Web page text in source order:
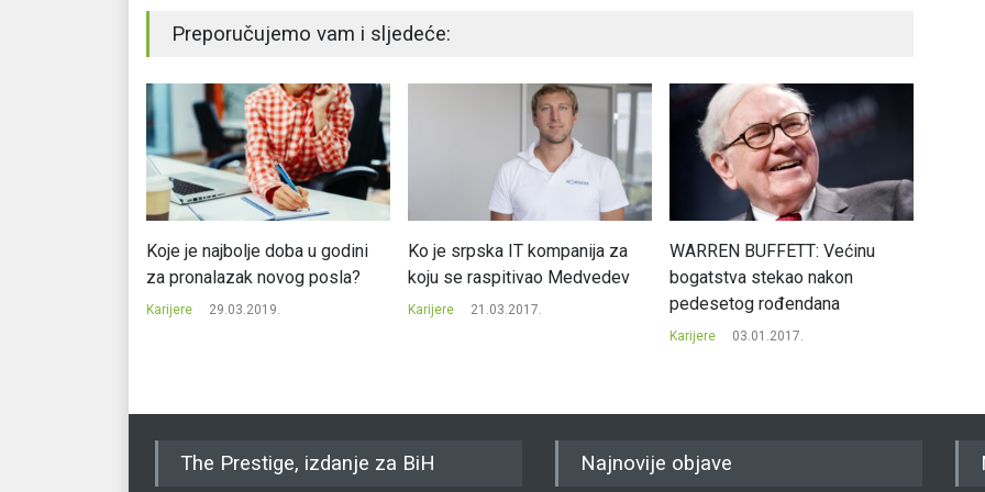
Preporučujemo vam i sljedeće:
Koje je najbolje doba u godini
za pronalazak novog posla?
Karijere 29.03.2019.
Ko je srpska IT kompanija za
koju se raspitivao Medvedev
Karijere 21.03.2017.
WARREN BUFFETT: Većinu
bogatstva stekao nakon
pedesetog rođendana
Karijere 03.01.2017.
The Prestige, izdanje za BiH Najnovije objave